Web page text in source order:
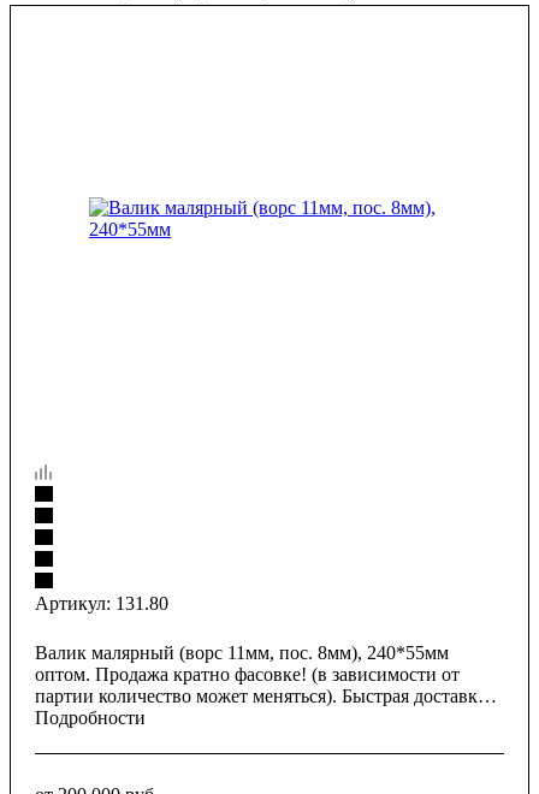
Артикул: 131.80
Валик малярный (ворс 11мм, пос. 8мм), 240*55мм
оптом. Продажа кратно фасовке! (в зависимости от
партии количество может меняться). Быстрая доставка
по всей России.
Подробности